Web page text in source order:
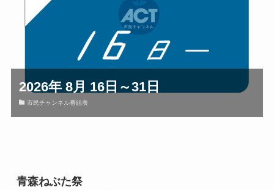
2026年 8月 16日～31日
市民チャンネル番組表
青森ねぶた祭